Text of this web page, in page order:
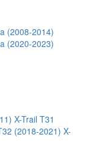
(2008-2014)
(2020-2023)
X-Trail T31
(2018-2021) X-